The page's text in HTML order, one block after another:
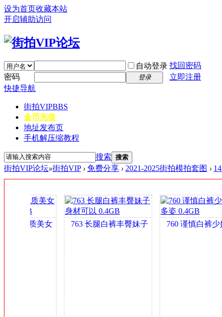
设为首页收藏本站
开启辅助访问
自动登录 找回密码
密码
登录
立即注册
快捷导航
街拍VIPBBS
金币充值
地址发布页
手机解压缩教程
搜索 搜索
街拍VIP论坛»街拍VIP › 免费分享 › 2021-2025街拍模拍套图 ›
乳气质美女
763 长腿白裤丰臀妹子
760 谨慎白裤少